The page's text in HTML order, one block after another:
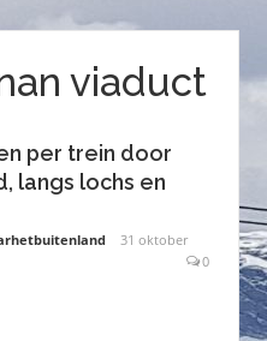
viaduct
per trein door
langs lochs en
31 oktober
0